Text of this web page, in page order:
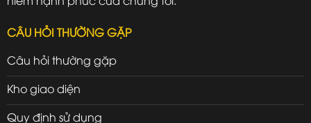
CÂU HỎI THƯỜNG GẶP
Câu hỏi thường gặp
Kho giao diện
Quy định sử dụng